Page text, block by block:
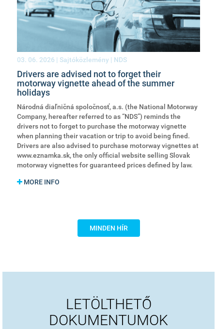
03. 06. 2026 | Sajtóközlemény | NDS
Drivers are advised not to forget their
motorway vignette ahead of the summer
holidays
Národná diaľničná spoločnosť, a.s. (the National Motorway
Company, hereafter referred to as “NDS”) reminds the
drivers not to forget to purchase the motorway vignette
when planning their vacation or trip to avoid being fined.
Drivers are also advised to purchase motorway vignettes at
www.eznamka.sk, the only official website selling Slovak
motorway vignettes for guaranteed prices defined by law.
MORE INFO
MINDEN HÍR
LETÖLTHETŐ
DOKUMENTUMOK